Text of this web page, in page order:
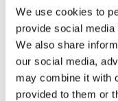
We use cookies to
provide social
We also share
our social media,
may combine it with
provided to them or
Disponendo di
propri, creiamo
partner
ampie